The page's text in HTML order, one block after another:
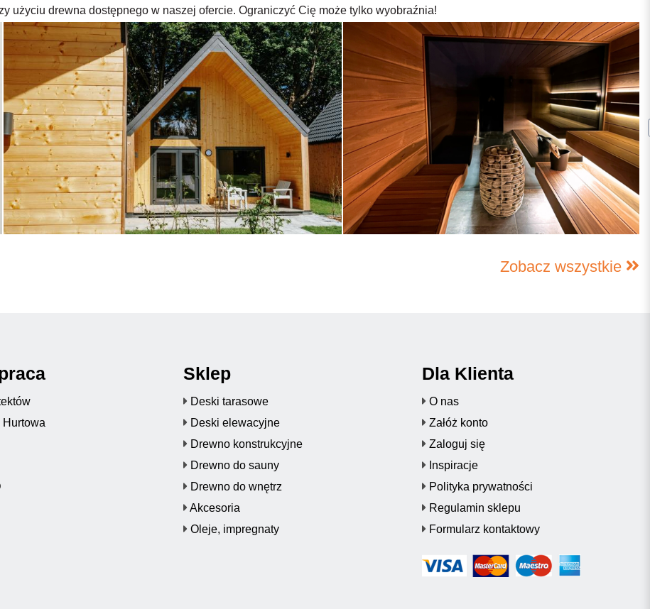
użyciu drewna dostępnego w naszej ofercie. Ograniczyć Cię może tylko wyobraźnia!
Zobacz wszystkie
Hurtowa
Sklep
Deski tarasowe
Deski elewacyjne
Drewno konstrukcyjne
Drewno do sauny
Drewno do wnętrz
Akcesoria
Oleje, impregnaty
Dla Klienta
O nas
Załóż konto
Zaloguj się
Inspiracje
Polityka prywatności
Regulamin sklepu
Formularz kontaktowy